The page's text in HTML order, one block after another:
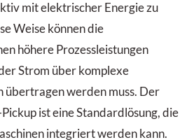
mit elektrischer Energie zu
Weise können die
höhere Prozessleistungen
Strom über komplexe
übertragen werden muss. Der
ist eine Standardlösung, die
integriert werden kann.